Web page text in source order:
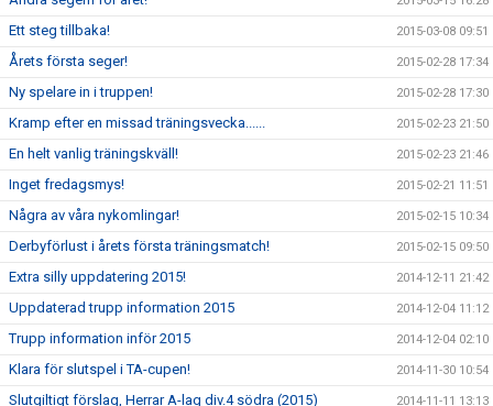
Ett steg tillbaka! 2015-03-08 09:51
Årets första seger! 2015-02-28 17:34
Ny spelare in i truppen! 2015-02-28 17:30
Kramp efter en missad träningsvecka...... 2015-02-23 21:50
En helt vanlig träningskväll! 2015-02-23 21:46
Inget fredagsmys! 2015-02-21 11:51
Några av våra nykomlingar! 2015-02-15 10:34
Derbyförlust i årets första träningsmatch! 2015-02-15 09:50
Extra silly uppdatering 2015! 2014-12-11 21:42
Uppdaterad trupp information 2015 2014-12-04 11:12
Trupp information inför 2015 2014-12-04 02:10
Klara för slutspel i TA-cupen! 2014-11-30 10:54
Slutgiltigt förslag, Herrar A-lag div.4 södra (2015) 2014-11-11 13:13